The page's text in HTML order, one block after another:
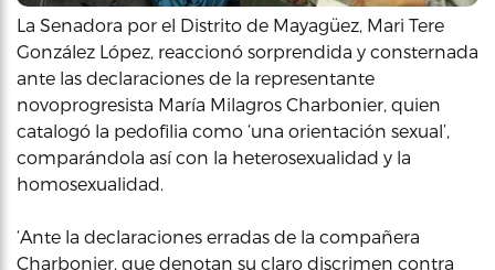
La Senadora por el Distrito de Mayagüez, Mari Tere
González López, reaccionó sorprendida y consternada
ante las declaraciones de la representante
novoprogresista María Milagros Charbonier, quien
catalogó la pedofilia como ‘una orientación sexual’,
comparándola así con la heterosexualidad y la
homosexualidad.
‘Ante la declaraciones erradas de la compañera
Charbonier, que denotan su claro discrimen contra